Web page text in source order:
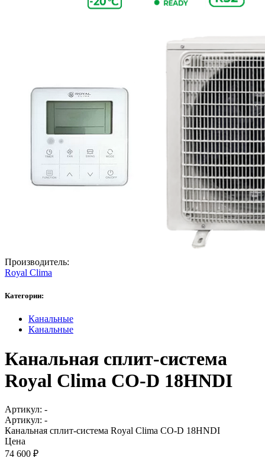
Производитель:
Royal Clima
Категории:
Канальные
Канальные
Канальная сплит-система
Royal Clima CO-D 18HNDI
Артикул: -
Артикул: -
Канальная сплит-система Royal Clima CO-D 18HNDI
Цена
74 600 ₽